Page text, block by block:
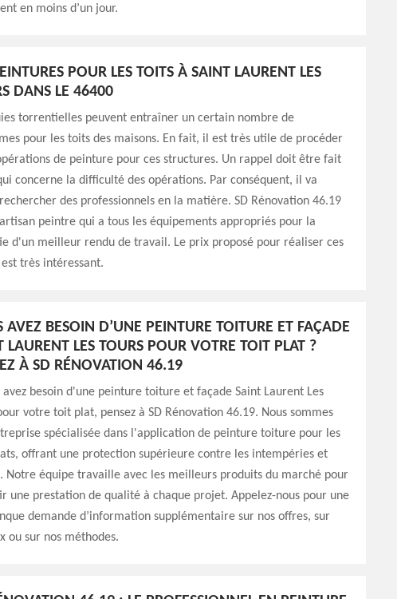
en moins d’un jour.
POUR LES TOITS À SAINT LAURENT LES
DANS LE 46400
torrentielles peuvent entraîner un certain nombre de
pour les toits des maisons. En fait, il est très utile de procéder
de peinture pour ces structures. Un rappel doit être fait
concerne la difficulté des opérations. Par conséquent, il va
des professionnels en la matière. SD Rénovation 46.19
peintre qui a tous les équipements appropriés pour la
d'un meilleur rendu de travail. Le prix proposé pour réaliser ces
très intéressant.
AVEZ BESOIN D’UNE PEINTURE TOITURE ET FAÇADE
LAURENT LES TOURS POUR VOTRE TOIT PLAT ?
À SD RÉNOVATION 46.19
avez besoin d'une peinture toiture et façade Saint Laurent Les
votre toit plat, pensez à SD Rénovation 46.19. Nous sommes
spécialisée dans l'application de peinture toiture pour les
offrant une protection supérieure contre les intempéries et
Notre équipe travaille avec les meilleurs produits du marché pour
une prestation de qualité à chaque projet. Appelez-nous pour une
demande d’information supplémentaire sur nos offres, sur
ou sur nos méthodes.